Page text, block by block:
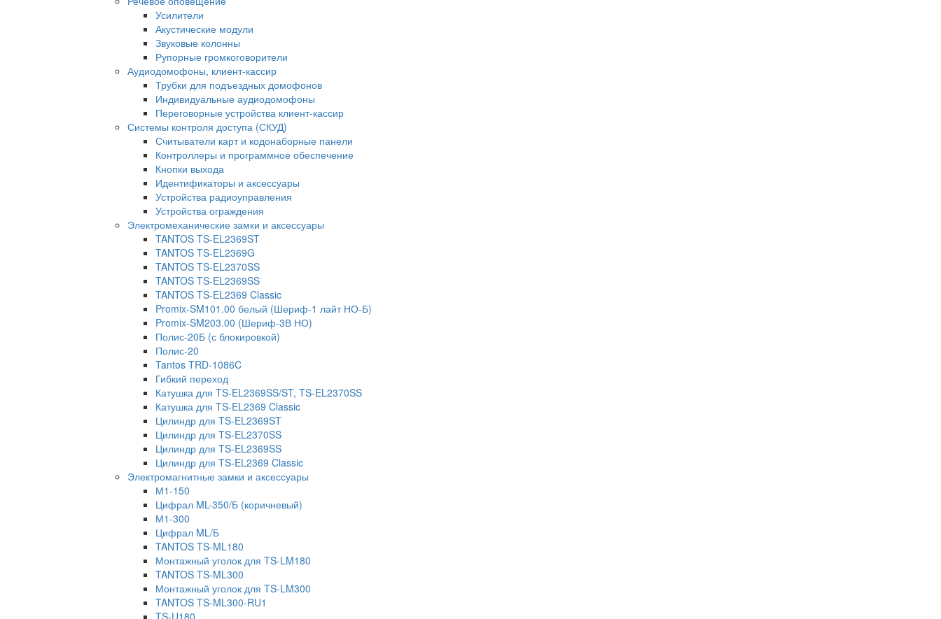
Усилители
Акустические модули
Звуковые колонны
Рупорные громкоговорители
Аудиодомофоны, клиент-кассир
Трубки для подъездных домофонов
Индивидуальные аудиодомофоны
Переговорные устройства клиент-кассир
Системы контроля доступа (СКУД)
Считыватели карт и кодонаборные панели
Контроллеры и программное обеспечение
Кнопки выхода
Идентификаторы и аксессуары
Устройства радиоуправления
Устройства ограждения
Электромеханические замки и аксессуары
TANTOS TS-EL2369ST
TANTOS TS-EL2369G
TANTOS TS-EL2370SS
TANTOS TS-EL2369SS
TANTOS TS-EL2369 Classic
Promix-SM101.00 белый (Шериф-1 лайт НО-Б)
Promix-SM203.00 (Шериф-3В НО)
Полис-20Б (с блокировкой)
Полис-20
Tantos TRD-1086C
Гибкий переход
Катушка для TS-EL2369SS/ST, TS-EL2370SS
Катушка для TS-EL2369 Classic
Цилиндр для TS-EL2369ST
Цилиндр для TS-EL2370SS
Цилиндр для TS-EL2369SS
Цилиндр для TS-EL2369 Classic
Электромагнитные замки и аксессуары
М1-150
Цифрал ML-350/Б (коричневый)
М1-300
Цифрал ML/Б
TANTOS TS-ML180
Монтажный уголок для TS-LM180
TANTOS TS-ML300
Монтажный уголок для TS-LM300
TANTOS TS-ML300-RU1
TS-U180